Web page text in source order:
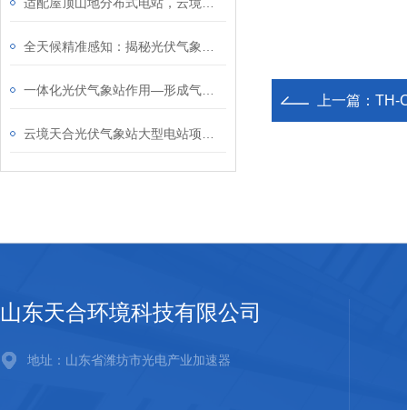
上一篇： TH-
山东天合环境科技有限公司
地址：山东省潍坊市光电产业加速器